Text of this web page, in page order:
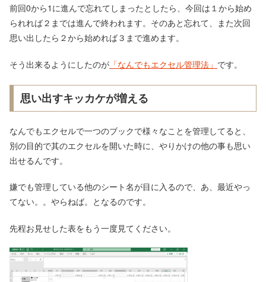
前回0から1に進んで忘れてしまったとしたら、今回は１から始め
られれば２までは進んで終われます。そのあと忘れて、また次回
思い出したら２から始めれば３まで進めます。
そう出来るようにしたのが 「なんでもエクセル管理法」 です。
思い出すキッカケが増える
なんでもエクセルで一つのブックで様々なことを管理してると、
別の目的で其のエクセルを開いた時に、やりかけの他の事も思い
出せるんです。
嫌でも管理している他のシート名が目に入るので、あ、最近やっ
てない。。やらねば。となるのです。
先程お見せした表をもう一度見てください。